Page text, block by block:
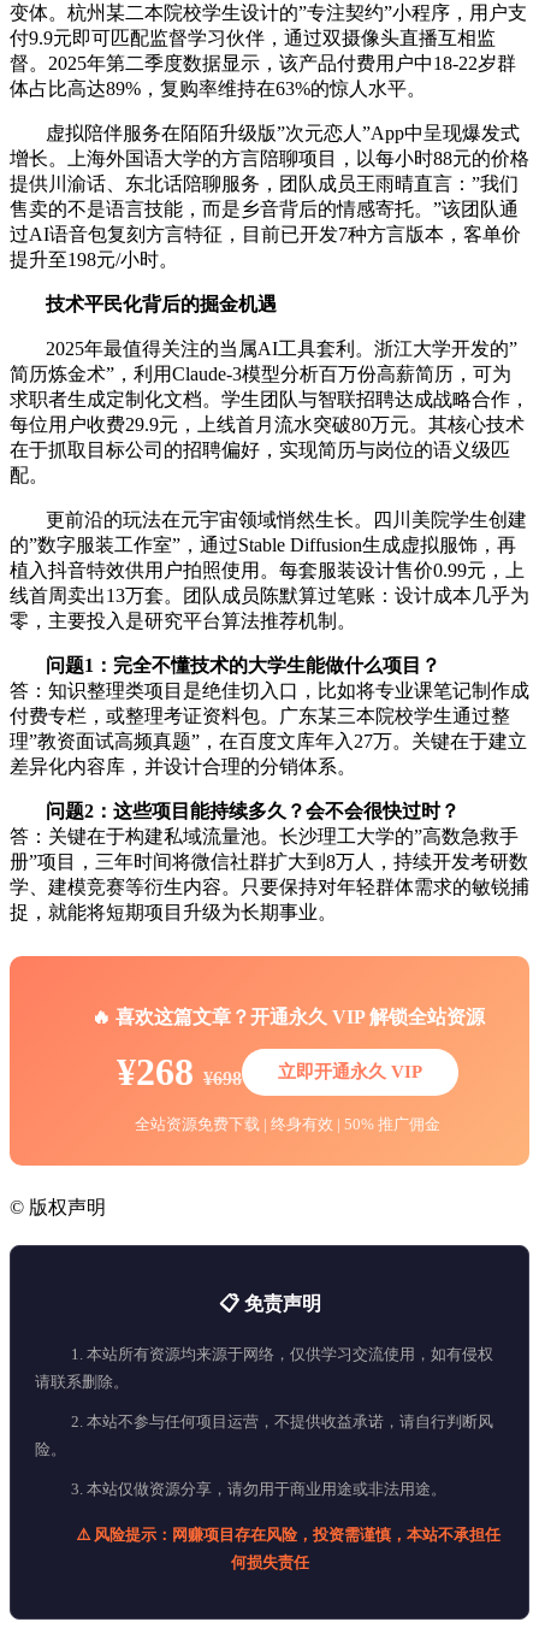
变体。杭州某二本院校学生设计的”专注契约”小程序，用户支
付9.9元即可匹配监督学习伙伴，通过双摄像头直播互相监
督。2025年第二季度数据显示，该产品付费用户中18-22岁群
体占比高达89%，复购率维持在63%的惊人水平。
虚拟陪伴服务在陌陌升级版”次元恋人”App中呈现爆发式
增长。上海外国语大学的方言陪聊项目，以每小时88元的价格
提供川渝话、东北话陪聊服务，团队成员王雨晴直言：”我们
售卖的不是语言技能，而是乡音背后的情感寄托。”该团队通
过AI语音包复刻方言特征，目前已开发7种方言版本，客单价
提升至198元/小时。
技术平民化背后的掘金机遇
2025年最值得关注的当属AI工具套利。浙江大学开发的”
简历炼金术”，利用Claude-3模型分析百万份高薪简历，可为
求职者生成定制化文档。学生团队与智联招聘达成战略合作，
每位用户收费29.9元，上线首月流水突破80万元。其核心技术
在于抓取目标公司的招聘偏好，实现简历与岗位的语义级匹
配。
更前沿的玩法在元宇宙领域悄然生长。四川美院学生创建
的”数字服装工作室”，通过Stable Diffusion生成虚拟服饰，再
植入抖音特效供用户拍照使用。每套服装设计售价0.99元，上
线首周卖出13万套。团队成员陈默算过笔账：设计成本几乎为
零，主要投入是研究平台算法推荐机制。
问题1：完全不懂技术的大学生能做什么项目？
答：知识整理类项目是绝佳切入口，比如将专业课笔记制作成
付费专栏，或整理考证资料包。广东某三本院校学生通过整
理”教资面试高频真题”，在百度文库年入27万。关键在于建立
差异化内容库，并设计合理的分销体系。
问题2：这些项目能持续多久？会不会很快过时？
答：关键在于构建私域流量池。长沙理工大学的”高数急救手
册”项目，三年时间将微信社群扩大到8万人，持续开发考研数
学、建模竞赛等衍生内容。只要保持对年轻群体需求的敏锐捕
捉，就能将短期项目升级为长期事业。
🔥 喜欢这篇文章？开通永久 VIP 解锁全站资源
¥268 ¥698 立即开通永久 VIP
全站资源免费下载 | 终身有效 | 50% 推广佣金
© 版权声明
📋 免责声明
1. 本站所有资源均来源于网络，仅供学习交流使用，如有侵权
请联系删除。
2. 本站不参与任何项目运营，不提供收益承诺，请自行判断风
险。
3. 本站仅做资源分享，请勿用于商业用途或非法用途。
⚠️ 风险提示：网赚项目存在风险，投资需谨慎，本站不承担任
何损失责任